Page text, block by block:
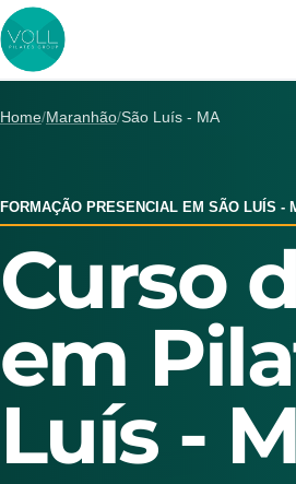
Home/Maranhão/São Luís - MA
FORMAÇÃO PRESENCIAL EM SÃO LUÍS -
Curso
em
Luís -